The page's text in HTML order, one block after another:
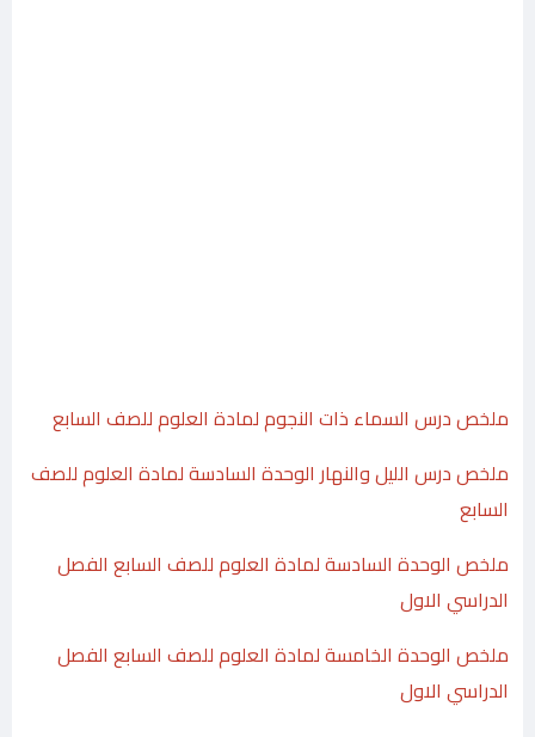
ملخص درس السماء ذات النجوم لمادة العلوم للصف السابع
ملخص درس الليل والنهار الوحدة السادسة لمادة العلوم للصف
السابع
ملخص الوحدة السادسة لمادة العلوم للصف السابع الفصل
الدراسي الاول
ملخص الوحدة الخامسة لمادة العلوم للصف السابع الفصل
الدراسي الاول